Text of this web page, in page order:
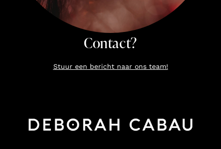
Contact?
Stuur een bericht naar ons team!